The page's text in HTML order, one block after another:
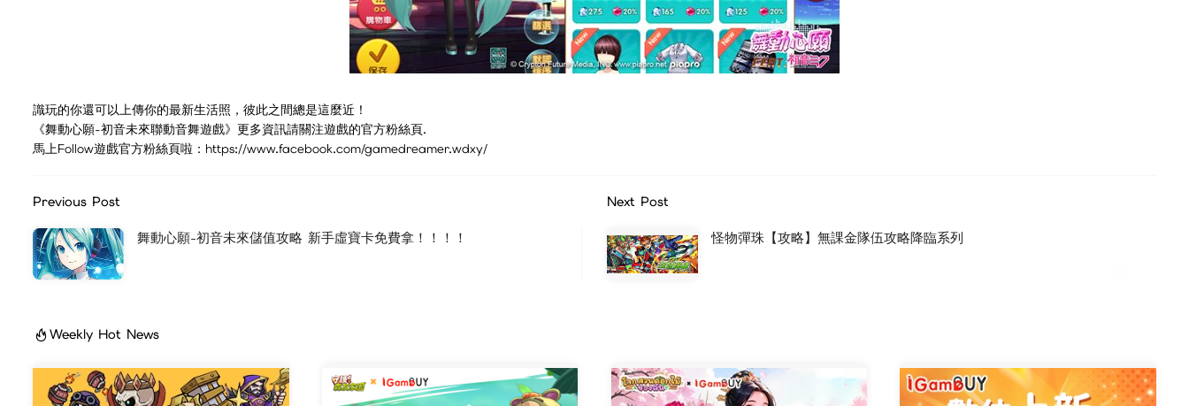
識玩的你還可以上傳你的最新生活照，彼此之間總是這麼近！
《舞動心願-初音未來聯動音舞遊戲》更多資訊請關注遊戲的官方粉絲頁.
馬上Follow遊戲官方粉絲頁啦：https://www.facebook.com/gamedreamer.wdxy/
Previous Post
舞動心願-初音未來儲值攻略 新手虛寶卡免費拿！！！！
Next Post
怪物彈珠【攻略】無課金隊伍攻略降臨系列
Weekly Hot News